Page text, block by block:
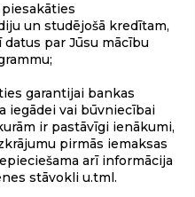
piesakāties
un studējošā kredītam,
par Jūsu mācību
garantijai bankas
iegādei vai būvniecībai
ir pastāvīgi ienākumi,
pirmās iemaksas
arī informācija
stāvokli u.tml.